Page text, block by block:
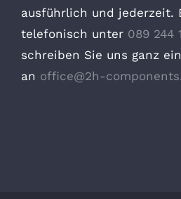
ausführlich und jederzeit.
telefonisch unter 089 244
schreiben Sie uns ganz
an office@2h-